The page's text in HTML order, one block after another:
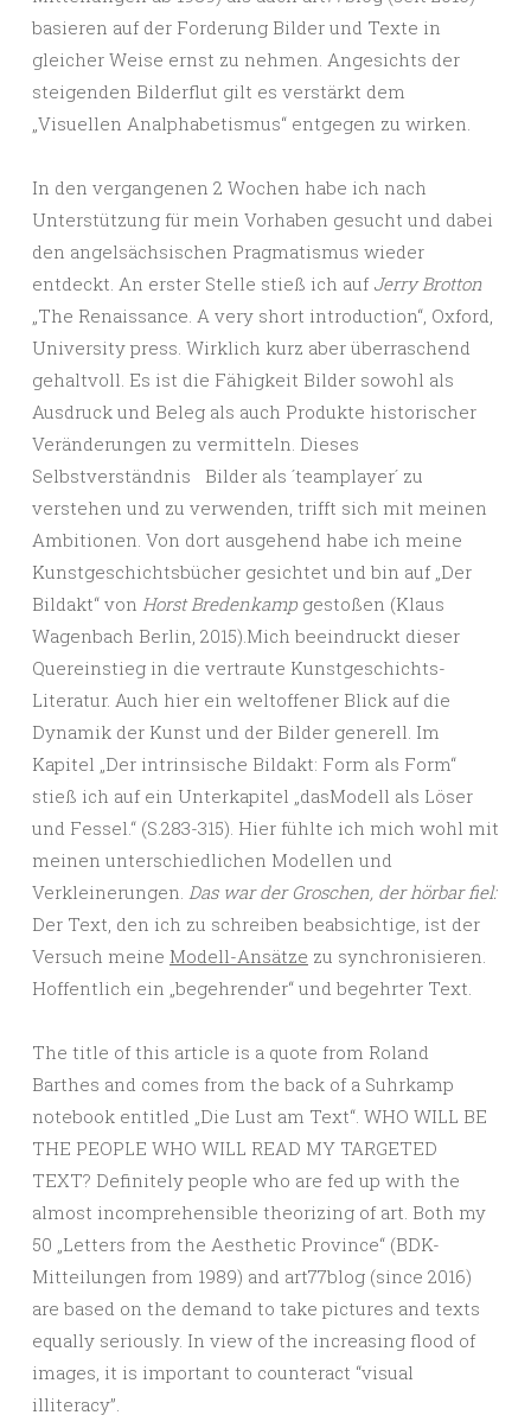
basieren auf der Forderung Bilder und Texte in
gleicher Weise ernst zu nehmen. Angesichts der
steigenden Bilderflut gilt es verstärkt dem
„Visuellen Analphabetismus“ entgegen zu wirken.
In den vergangenen 2 Wochen habe ich nach
Unterstützung für mein Vorhaben gesucht und dabei
den angelsächsischen Pragmatismus wieder
entdeckt. An erster Stelle stieß ich auf Jerry Brotton
„The Renaissance. A very short introduction“, Oxford,
University press. Wirklich kurz aber überraschend
gehaltvoll. Es ist die Fähigkeit Bilder sowohl als
Ausdruck und Beleg als auch Produkte historischer
Veränderungen zu vermitteln. Dieses
Selbstverständnis Bilder als ´teamplayer´ zu
verstehen und zu verwenden, trifft sich mit meinen
Ambitionen. Von dort ausgehend habe ich meine
Kunstgeschichtsbücher gesichtet und bin auf „Der
Bildakt“ von Horst Bredenkamp gestoßen (Klaus
Wagenbach Berlin, 2015).Mich beeindruckt dieser
Quereinstieg in die vertraute Kunstgeschichts-
Literatur. Auch hier ein weltoffener Blick auf die
Dynamik der Kunst und der Bilder generell. Im
Kapitel „Der intrinsische Bildakt: Form als Form“
stieß ich auf ein Unterkapitel „dasModell als Löser
und Fessel.“ (S.283-315). Hier fühlte ich mich wohl mit
meinen unterschiedlichen Modellen und
Verkleinerungen. Das war der Groschen, der hörbar fiel:
Der Text, den ich zu schreiben beabsichtige, ist der
Versuch meine Modell-Ansätze zu synchronisieren.
Hoffentlich ein „begehrender“ und begehrter Text.
The title of this article is a quote from Roland
Barthes and comes from the back of a Suhrkamp
notebook entitled „Die Lust am Text“. WHO WILL BE
THE PEOPLE WHO WILL READ MY TARGETED
TEXT? Definitely people who are fed up with the
almost incomprehensible theorizing of art. Both my
50 „Letters from the Aesthetic Province“ (BDK-
Mitteilungen from 1989) and art77blog (since 2016)
are based on the demand to take pictures and texts
equally seriously. In view of the increasing flood of
images, it is important to counteract “visual
illiteracy”.